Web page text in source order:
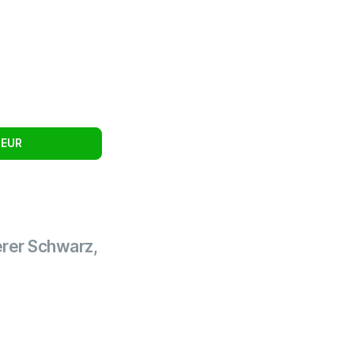
Schwarz,